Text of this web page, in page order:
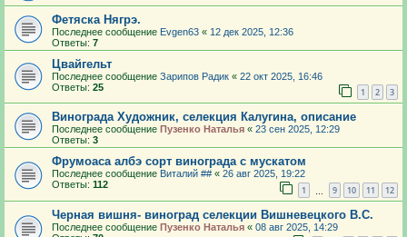
Фетяска Нягрэ.
Последнее сообщение Evgen63 « 12 дек 2025, 12:36
Ответы: 7
Цвайгельт
Последнее сообщение Зарипов Радик « 22 окт 2025, 16:46
Ответы: 25 1 2 3
Винограда Художник, селекция Калугина, описание
Последнее сообщение Пузенко Наталья « 23 сен 2025, 12:29
Ответы: 3
Фрумоаса албэ сорт винограда с мускатом
Последнее сообщение Виталий ## « 26 авг 2025, 19:22
Ответы: 112 1 9 10 11 12
Черная вишня- виноград селекции Вишневецкого В.С.
Последнее сообщение Пузенко Наталья « 08 авг 2025, 14:29